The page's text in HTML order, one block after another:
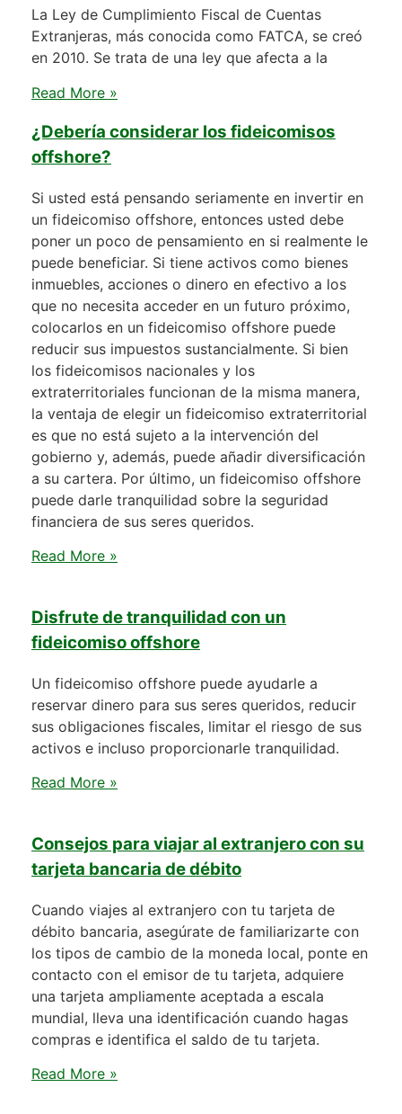
La Ley de Cumplimiento Fiscal de Cuentas
Extranjeras, más conocida como FATCA, se creó
en 2010. Se trata de una ley que afecta a la
Read More »
¿Debería considerar los fideicomisos
offshore?
Si usted está pensando seriamente en invertir en
un fideicomiso offshore, entonces usted debe
poner un poco de pensamiento en si realmente le
puede beneficiar. Si tiene activos como bienes
inmuebles, acciones o dinero en efectivo a los
que no necesita acceder en un futuro próximo,
colocarlos en un fideicomiso offshore puede
reducir sus impuestos sustancialmente. Si bien
los fideicomisos nacionales y los
extraterritoriales funcionan de la misma manera,
la ventaja de elegir un fideicomiso extraterritorial
es que no está sujeto a la intervención del
gobierno y, además, puede añadir diversificación
a su cartera. Por último, un fideicomiso offshore
puede darle tranquilidad sobre la seguridad
financiera de sus seres queridos.
Read More »
Disfrute de tranquilidad con un
fideicomiso offshore
Un fideicomiso offshore puede ayudarle a
reservar dinero para sus seres queridos, reducir
sus obligaciones fiscales, limitar el riesgo de sus
activos e incluso proporcionarle tranquilidad.
Read More »
Consejos para viajar al extranjero con su
tarjeta bancaria de débito
Cuando viajes al extranjero con tu tarjeta de
débito bancaria, asegúrate de familiarizarte con
los tipos de cambio de la moneda local, ponte en
contacto con el emisor de tu tarjeta, adquiere
una tarjeta ampliamente aceptada a escala
mundial, lleva una identificación cuando hagas
compras e identifica el saldo de tu tarjeta.
Read More »